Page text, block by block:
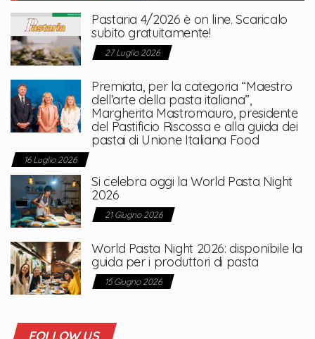
Pastaria 4/2026 è on line. Scaricalo
subito gratuitamente!
27 Luglio 2026
Premiata, per la categoria “Maestro
dell’arte della pasta italiana”,
Margherita Mastromauro, presidente
del Pastificio Riscossa e alla guida dei
pastai di Unione Italiana Food
16 Luglio 2026
Si celebra oggi la World Pasta Night
2026
21 Giugno 2026
World Pasta Night 2026: disponibile la
guida per i produttori di pasta
15 Giugno 2026